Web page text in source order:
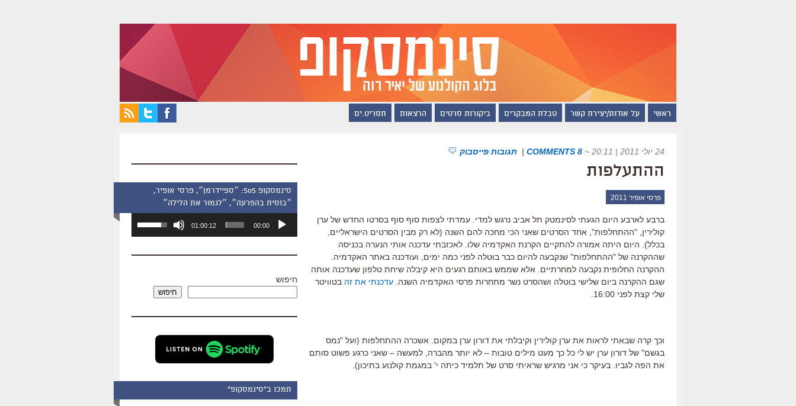
ראשי על אודות/יצירת קשר טבלת המבקרים ביקורות סרטים הרצאות תסריט.ים
24 יולי 2011 | 20:11 ~
8 COMMENTS
| תגובות פייסבוק
ההתעלפות
פרסי אופיר 2011
ברבע לארבע היום הגעתי לסינמטק תל אביב נרגש למדי. עמדתי לצפות סוף סוף בסרטו החדש של ערן
קולירין, "ההתחלפות", אחד הסרטים שאני הכי מחכה להם השנה (לא רק מבין הסרטים הישראליים,
בכלל). היום היתה אמורה להתקיים הקרנת האקדמיה שלו. לאכזבתי עדכנה אותי הנערה בכניסה
שההקרנה של "ההתחלפות" שנקבעה להיום כבר בוטלה לפני כמה ימים, ועודכנה באתר האקדמיה.
ההקרנה החלופית נקבעה למחרתיים. אלא שממש באותם רגעים היא קיבלה שיחת טלפון שעדכנה אותה
שגם ההקרנה ביום שלישי בוטלה ושהסרט נשר מתחרות פרסי האקדמיה השנה. עדכנתי את זה בטוויטר
שלי קצת לפני 16:00.
וכך קרה שבאתי לראות את ערן קולירין וקיבלתי את דורון ערן במקום. אשכרה ההתחלפות (ועל "נמס
בגשם" של דורון ערן יש לי כל כך מעט מילים טובות – לא יותר מהברה, למעשה – שאני כרגע פשוט סותם
את הפה לגביו. בעיקר כי אני מרגיש שראיתי סרט של תלמיד כיתה י' במגמת קולנוע בתיכון).
סינמסקופ 505: ״ספיידרמן״, פרסי אופיר,
״בוסית בהפרעה״, ״לגמור את הלילה״
אודיו
00:00
01:00:12
השתמש
כדי
שמע.
חיפוש
חיפוש
תמכו ב"סינמסקופ"